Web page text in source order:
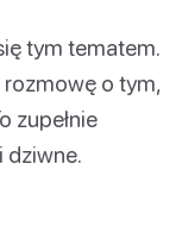
tym tematem.
rozmowę o tym,
zupełnie
dziwne.